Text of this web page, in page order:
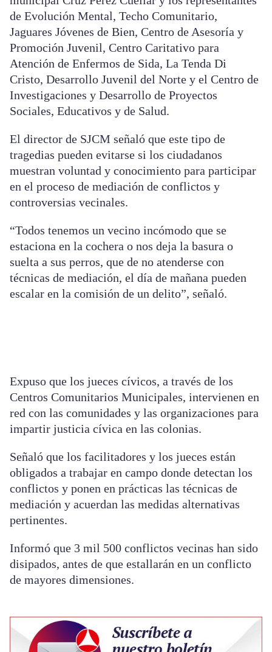
de Evolución Mental, Techo Comunitario,
Jaguares Jóvenes de Bien, Centro de Asesoría y
Promoción Juvenil, Centro Caritativo para
Atención de Enfermos de Sida, La Tenda Di
Cristo, Desarrollo Juvenil del Norte y el Centro de
Investigaciones y Desarrollo de Proyectos
Sociales, Educativos y de Salud.
El director de SJCM señaló que este tipo de
tragedias pueden evitarse si los ciudadanos
muestran voluntad y conocimiento para participar
en el proceso de mediación de conflictos y
controversias vecinales.
“Todos tenemos un vecino incómodo que se
estaciona en la cochera o nos deja la basura o
suelta a sus perros, que de no atenderse con
técnicas de mediación, el día de mañana pueden
escalar en la comisión de un delito”, señaló.
Expuso que los jueces cívicos, a través de los
Centros Comunitarios Municipales, intervienen en
red con las comunidades y las organizaciones para
impartir justicia cívica en las colonias.
Señaló que los facilitadores y los jueces están
obligados a trabajar en campo donde detectan los
conflictos y ponen en prácticas las técnicas de
mediación y acuerdan las medidas alternativas
pertinentes.
Informó que 3 mil 500 conflictos vecinas han sido
disipados, antes de que estallarán en un conflicto
de mayores dimensiones.